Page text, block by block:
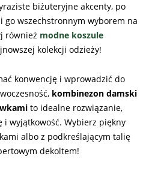
biżuteryjne akcenty, po
go wszechstronnym wyborem na
również modne koszule
kolekcji odzieży!
konwencję i wprowadzić do
kombinezon damski
to idealne rozwiązanie,
i wyjątkowość. Wybierz piękny
albo z podkreślającym talię
dekoltem!